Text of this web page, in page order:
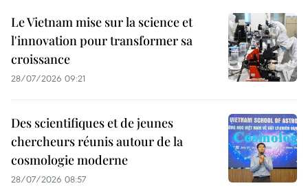
Le Vietnam mise sur la science et
l'innovation pour transformer sa
croissance
28/07/2026 09:21
Des scientifiques et de jeunes
chercheurs réunis autour de la
cosmologie moderne
28/07/2026 08:57